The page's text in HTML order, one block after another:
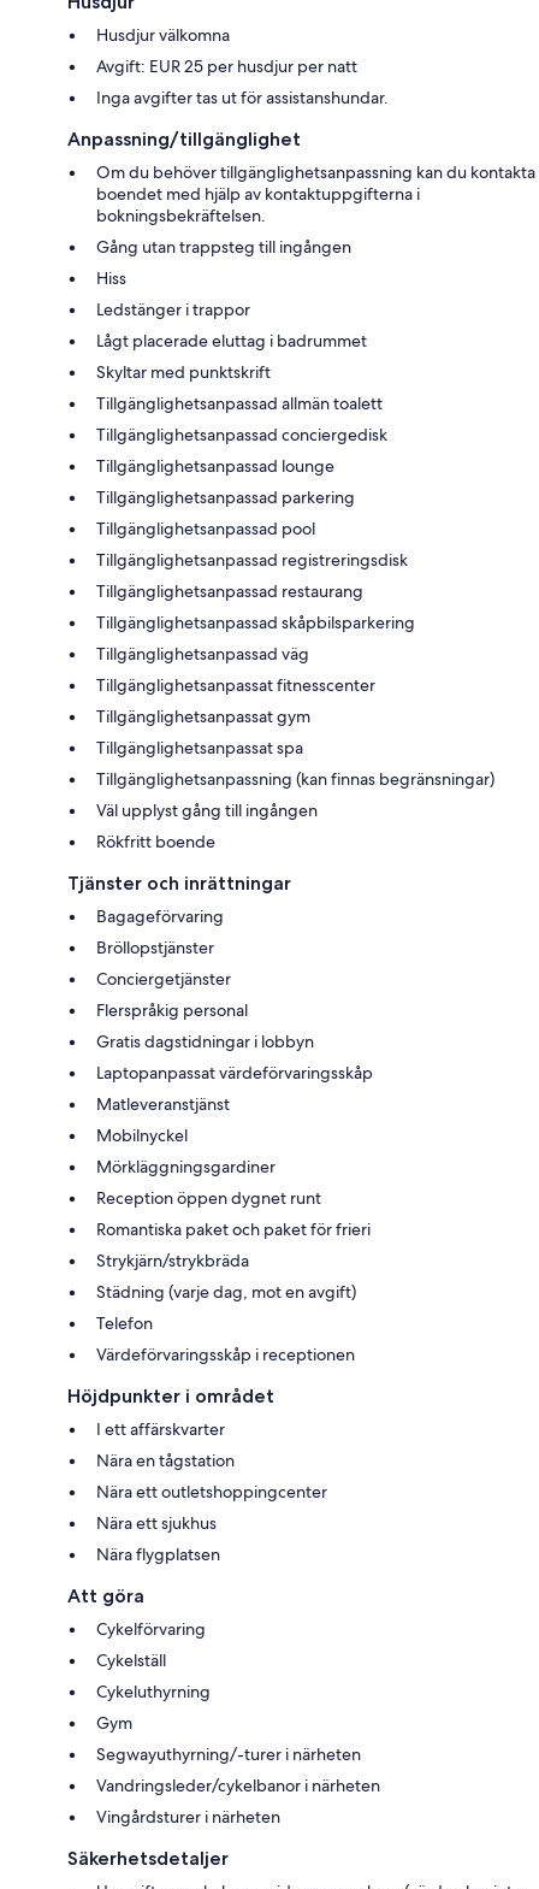
Husdjur välkomna
Avgift: EUR 25 per husdjur per natt
Inga avgifter tas ut för assistanshundar.
Anpassning/tillgänglighet
Om du behöver tillgänglighetsanpassning kan du kontakta
boendet med hjälp av kontaktuppgifterna i
bokningsbekräftelsen.
Gång utan trappsteg till ingången
Hiss
Ledstänger i trappor
Lågt placerade eluttag i badrummet
Skyltar med punktskrift
Tillgänglighetsanpassad allmän toalett
Tillgänglighetsanpassad conciergedisk
Tillgänglighetsanpassad lounge
Tillgänglighetsanpassad parkering
Tillgänglighetsanpassad pool
Tillgänglighetsanpassad registreringsdisk
Tillgänglighetsanpassad restaurang
Tillgänglighetsanpassad skåpbilsparkering
Tillgänglighetsanpassad väg
Tillgänglighetsanpassat fitnesscenter
Tillgänglighetsanpassat gym
Tillgänglighetsanpassat spa
Tillgänglighetsanpassning (kan finnas begränsningar)
Väl upplyst gång till ingången
Rökfritt boende
Tjänster och inrättningar
Bagageförvaring
Bröllopstjänster
Conciergetjänster
Flerspråkig personal
Gratis dagstidningar i lobbyn
Laptopanpassat värdeförvaringsskåp
Matleveranstjänst
Mobilnyckel
Mörkläggningsgardiner
Reception öppen dygnet runt
Romantiska paket och paket för frieri
Strykjärn/strykbräda
Städning (varje dag, mot en avgift)
Telefon
Värdeförvaringsskåp i receptionen
Höjdpunkter i området
I ett affärskvarter
Nära en tågstation
Nära ett outletshoppingcenter
Nära ett sjukhus
Nära flygplatsen
Att göra
Cykelförvaring
Cykelställ
Cykeluthyrning
Gym
Segwayuthyrning/-turer i närheten
Vandringsleder/cykelbanor i närheten
Vingårdsturer i närheten
Säkerhetsdetaljer